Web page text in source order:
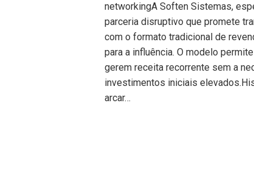
networkingA Soften Sistemas,
parceria disruptivo que promete
com o formato tradicional de
para a influência. O modelo
gerem receita recorrente sem a
investimentos iniciais
arcar…